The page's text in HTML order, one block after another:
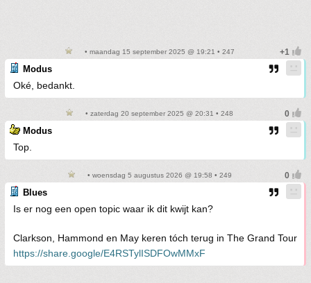
• maandag 15 september 2025 @ 19:21 • 247
Modus
Oké, bedankt.
• zaterdag 20 september 2025 @ 20:31 • 248
Modus
Top.
• woensdag 5 augustus 2026 @ 19:58 • 249
Blues
Is er nog een open topic waar ik dit kwijt kan?
Clarkson, Hammond en May keren tóch terug in The Grand Tour
https://share.google/E4RSTylISDFOwMMxF